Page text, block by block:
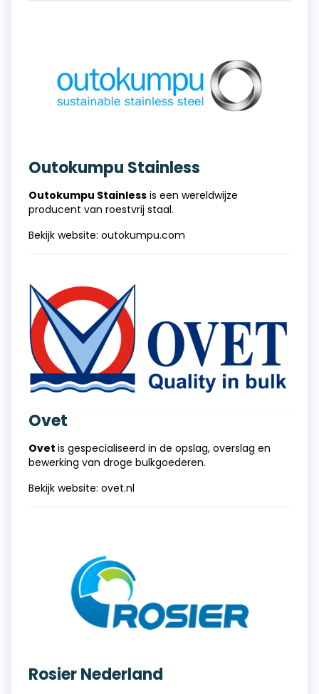
Outokumpu Stainless
Outokumpu Stainless is een wereldwijze
producent van roestvrij staal.
Bekijk website: outokumpu.com
Ovet
Ovet is gespecialiseerd in de opslag, overslag en
bewerking van droge bulkgoederen.
Bekijk website: ovet.nl
Rosier Nederland